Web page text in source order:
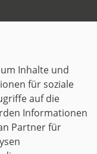
Inhalte und
für soziale
auf die
Informationen
Partner für